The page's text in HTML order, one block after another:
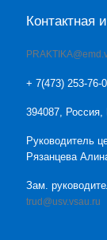
Контактная
+ 7(473) 253-76-
394087,
Руководитель
Рязанцева
Зам.
trud@usv.vsau.ru